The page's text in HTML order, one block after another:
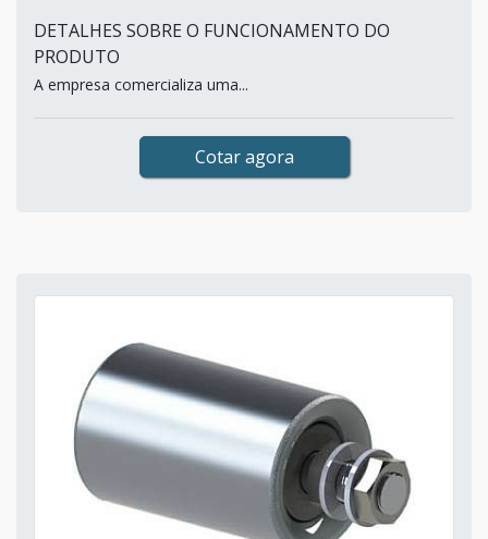
DETALHES SOBRE O FUNCIONAMENTO DO
PRODUTO
A empresa comercializa uma...
Cotar agora